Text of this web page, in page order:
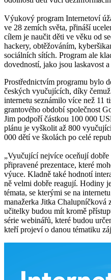
Výukový program Internetoví
ve 28 zemích světa, přináší
cílem je naučit děti ve věku od
hackery, obtěžováním,
sociálních sítích. Program ale
dovedností, jako jsou laskavost
Prostřednictvím programu bylo
českých vyučujících, díky čemuž
internetu seznámilo více než 11
grantového období společnost
Jim podpoří částkou 100 000
plánu je vyškolit až 800
000 dětí ve školách po celé
„Vyučující nejvíce oceňují
připravené prezentace, které
výuce. Kladně také hodnotí
ně velmi dobře reagují. Hodiny
témata, se kterými se na
manažerka Jitka Chalupníčková
učitelky budou mít kromě
série webinářů, které budou
kteří projeví o danou tématiku